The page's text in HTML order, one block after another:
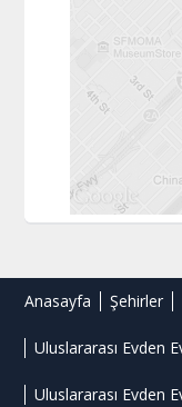
Anasayfa Şehirler
Uluslararası Evden
Uluslararası Evden